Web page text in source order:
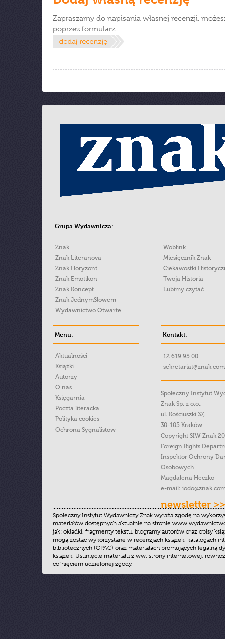
Zapraszamy do napisania własnej recenzji,
poprzez formularz.
Grupa Wydawnicza:
Znak
Znak Literanova
Znak Horyzont
Znak Emotikon
Znak Koncept
Znak JednymSłowem
Wydawnictwo Otwarte
Woblink
Miesięcznik Znak
Ciekawostki
Twoja Historia
Lubimy czytać
Menu:
Aktualności
Książki
Autorzy
O nas
Księgarnia
Poczta literacka
Polityka cookies
Ochrona Sygnalistow
Kontakt:
12 619 95 00
Społeczny Instytut
Znak Sp. z o.o.,
ul. Kościuszki 37,
30-105 Kraków
Copyright SIW Znak
Foreign Rights
Inspektor Ochrony
Osobowych
Magdalena Heczko
e-mail:
newsletter >>
Społeczny Instytut Wydawniczy Znak wyraża zgodę na
materiałów dostępnych aktualnie na stronie
jak: okładki, fragmenty tekstu, biogramy autorów oraz opisy
mogą zostać wykorzystane w recenzjach książek, katalogach
bibliotecznych (OPAC) oraz materiałach promujących legalną
książek. Usunięcie materiału z ww. strony internetowej,
cofnięciem udzielonej zgody.